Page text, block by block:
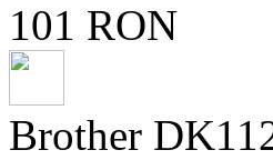
101 RON
Brother